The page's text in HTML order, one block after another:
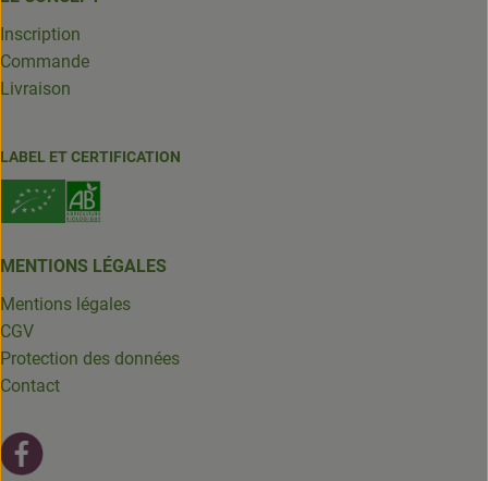
Inscription
Commande
Livraison
LABEL ET CERTIFICATION
MENTIONS LÉGALES
Mentions légales
CGV
Protection des données
Contact